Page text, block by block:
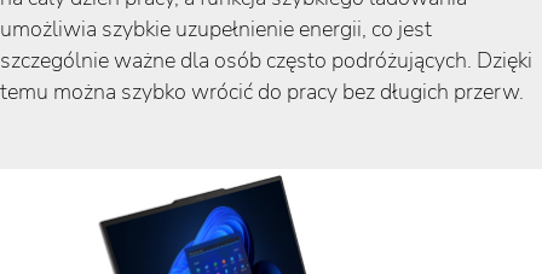
umożliwia szybkie uzupełnienie energii, co jest
szczególnie ważne dla osób często podróżujących. Dzięki
temu można szybko wrócić do pracy bez długich przerw.